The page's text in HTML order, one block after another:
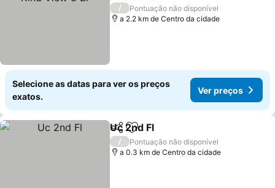
/
Pontuação não disponível
a 2.2 km de Centro da cidade
Selecione as datas para ver os preços
exatos.
Ver preços
PartilharAdicionar aos favoritos
Uc 2nd Fl
/
Pontuação não disponível
a 0.3 km de Centro da cidade